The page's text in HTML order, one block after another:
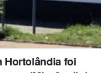
Hortolândia foi